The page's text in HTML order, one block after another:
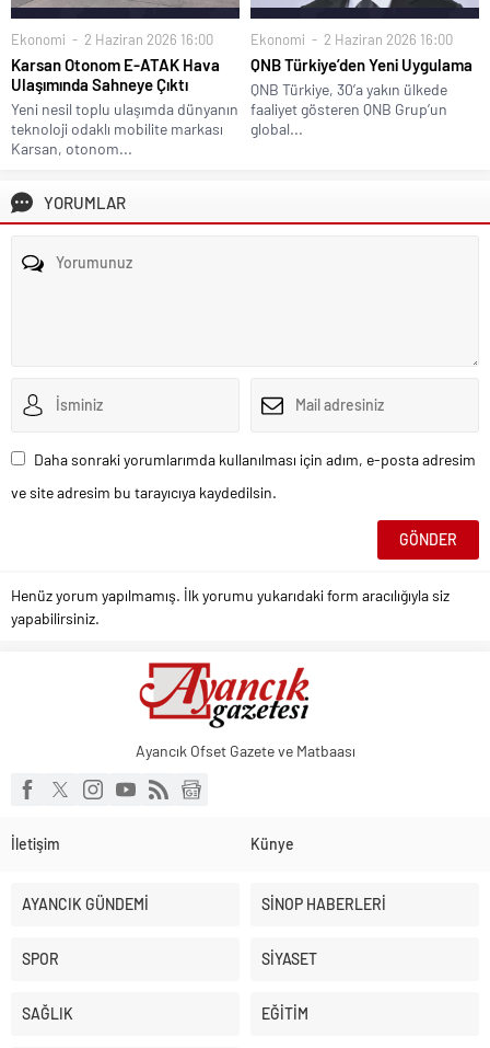
Ekonomi 2 Haziran 2026 16:00
Karsan Otonom E-ATAK Hava
Ulaşımında Sahneye Çıktı
Yeni nesil toplu ulaşımda dünyanın
teknoloji odaklı mobilite markası
Karsan, otonom...
Ekonomi 2 Haziran 2026 16:00
QNB Türkiye’den Yeni Uygulama
QNB Türkiye, 30’a yakın ülkede
faaliyet gösteren QNB Grup’un
global...
YORUMLAR
Daha sonraki yorumlarımda kullanılması için adım, e-posta adresim
ve site adresim bu tarayıcıya kaydedilsin.
Henüz yorum yapılmamış. İlk yorumu yukarıdaki form aracılığıyla siz
yapabilirsiniz.
Ayancık Ofset Gazete ve Matbaası
İletişim Künye
AYANCIK GÜNDEMİ SİNOP HABERLERİ
SPOR SİYASET
SAĞLIK EĞİTİM